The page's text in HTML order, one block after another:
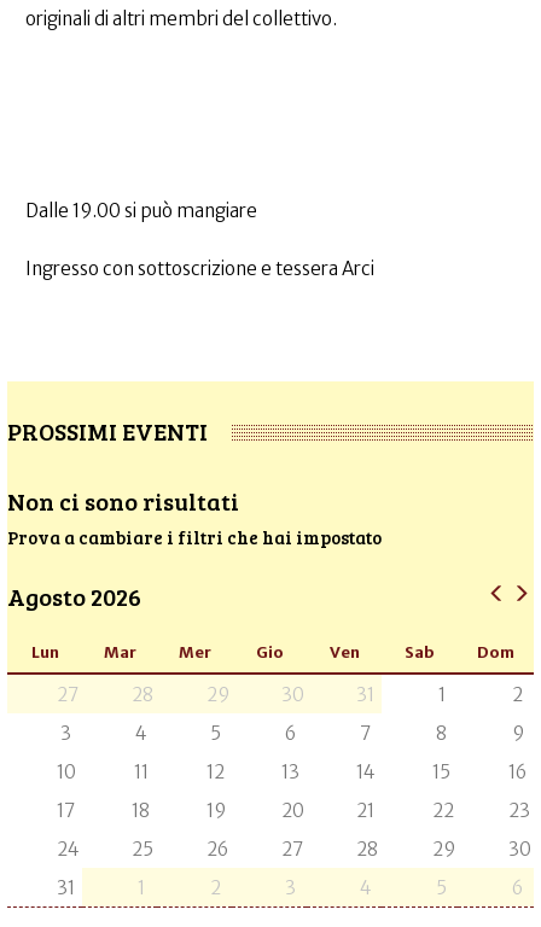
originali di altri membri del collettivo.
Dalle 19.00 si può mangiare
Ingresso con sottoscrizione e tessera Arci
PROSSIMI EVENTI
Non ci sono risultati
Prova a cambiare i filtri che hai impostato
Agosto 2026
Lun Mar Mer Gio Ven Sab Dom
27 28 29 30 31 1
2
3
4 5 6 7 8
9
10
11 12 13 14 15
16
17
18 19 20 21 22
23
24
25 26 27 28 29
30
31
1 2 3 4 5 6